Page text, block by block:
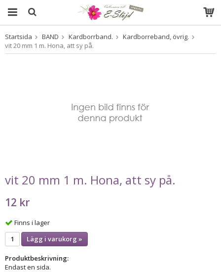
Produkten har blivit tillagd i varukorgen
Startsida BAND Kardborrband.
Kardborreband, övrig.
vit 20 mm 1 m. Hona, att sy på.
vit 20 mm 1 m. Hona, att sy på.
12 kr
Finns i lager
Lägg i varukorg »
Produktbeskrivning:
Endast en sida.